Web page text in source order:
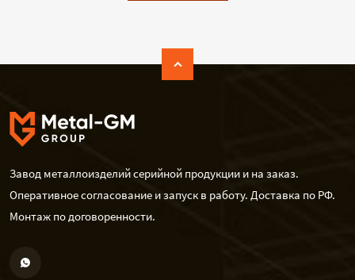
Завод металлоизделий серийной продукции и на заказ.
Оперативное согласование и запуск в работу. Доставка по РФ.
Монтаж по договоренности.